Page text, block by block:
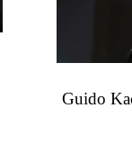
Guido